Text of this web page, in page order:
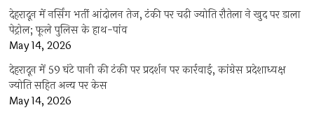
देहरादून में नर्सिंग भर्ती आंदोलन तेज, टंकी पर चढ़ी ज्योति रौतेला ने खुद पर डाला
पेट्रोल; फूले पुलिस के हाथ-पांव
May 14, 2026
देहरादून में 59 घंटे पानी की टंकी पर प्रदर्शन पर कार्रवाई, कांग्रेस प्रदेशाध्यक्ष
ज्योति सहित अन्य पर केस
May 14, 2026